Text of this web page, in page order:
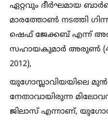
ഏറ്റവും ദീർഘമായ
മാരത്തോണ്‍ നടത്തി
ഷെഫ് ജേക്കബ് എന്ന്
സഹായകുമാർ അരുണ്‍ (4
2012),
യുഗോസ്ലാവിയയിലെ മുൻ
നേതാവായിരുന്ന
ജിലാസ് എന്നാണ്,